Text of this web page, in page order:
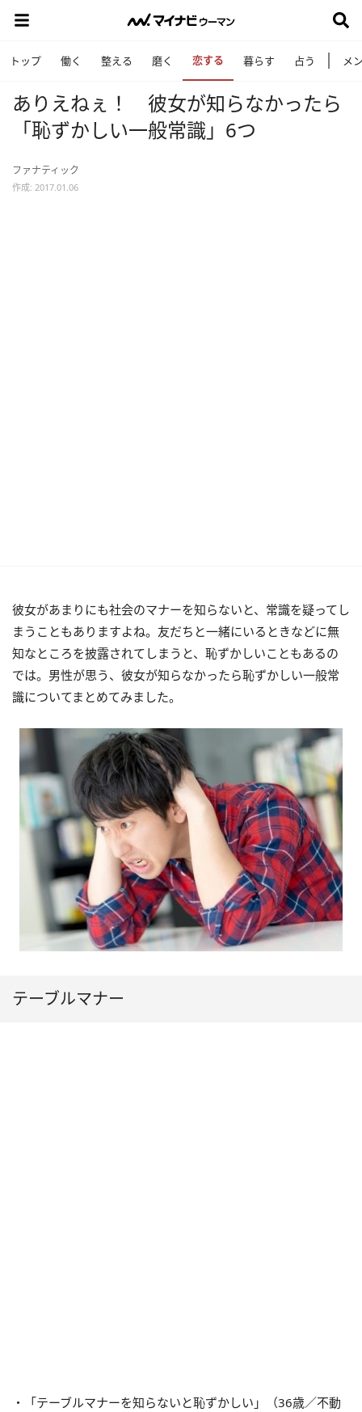
トップ 働く 整える 磨く 恋する 暮らす 占う メ
ありえねぇ！ 彼女が知らなかったら
「恥ずかしい一般常識」6つ
ファナティック
作成: 2017.01.06
彼女があまりにも社会のマナーを知らないと、常識を疑ってし
まうこともありますよね。友だちと一緒にいるときなどに無
知なところを披露されてしまうと、恥ずかしいこともあるの
では。男性が思う、彼女が知らなかったら恥ずかしい一般常
識についてまとめてみました。
テーブルマナー
・「テーブルマナーを知らないと恥ずかしい」（36歳／不動